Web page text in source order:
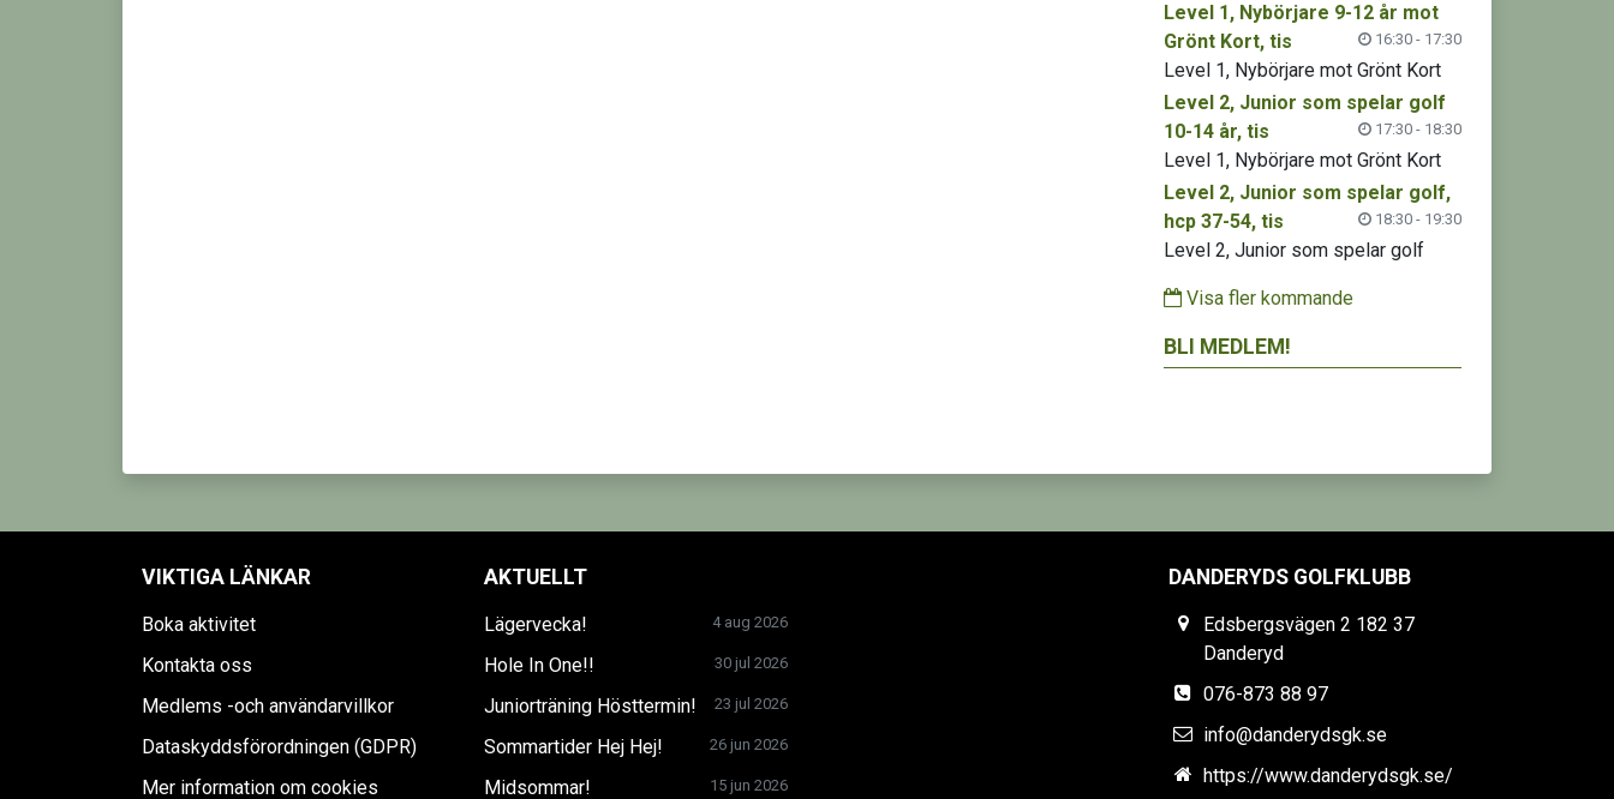
Level 1, Nybörjare 9-12 år mot
Grönt Kort, tis
16:30 - 17:30
Level 1, Nybörjare mot Grönt Kort
Level 2, Junior som spelar golf
10-14 år, tis
17:30 - 18:30
Level 1, Nybörjare mot Grönt Kort
Level 2, Junior som spelar golf,
hcp 37-54, tis
18:30 - 19:30
Level 2, Junior som spelar golf
Visa fler kommande
BLI MEDLEM!
VIKTIGA LÄNKAR
Boka aktivitet
Kontakta oss
Medlems -och användarvillkor
Dataskyddsförordningen (GDPR)
Mer information om cookies
AKTUELLT
Lägervecka! 4 aug 2026
Hole In One!! 30 jul 2026
Juniorträning Hösttermin! 23 jul 2026
Sommartider Hej Hej! 26 jun 2026
Midsommar! 15 jun 2026
DANDERYDS GOLFKLUBB
Edsbergsvägen 2 182 37
Danderyd
076-873 88 97
info@danderydsgk.se
https://www.danderydsgk.se/